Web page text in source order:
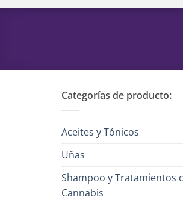
Categorías de producto:
Aceites y Tónicos
Uñas
Shampoo y Tratamientos
Cannabis